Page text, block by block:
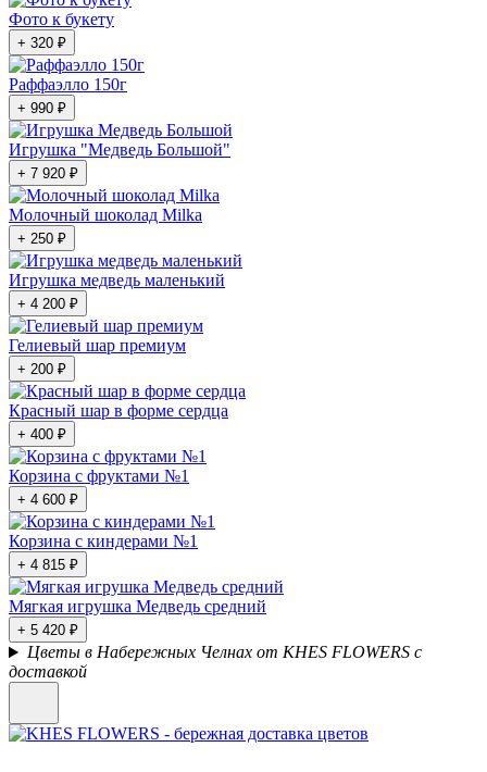
Фото к букету
+ 320 ₽
Раффаэлло 150г
+ 990 ₽
Игрушка "Медведь Большой"
+ 7 920 ₽
Молочный шоколад Milka
+ 250 ₽
Игрушка медведь маленький
+ 4 200 ₽
Гелиевый шар премиум
+ 200 ₽
Красный шар в форме сердца
+ 400 ₽
Корзина с фруктами №1
+ 4 600 ₽
Корзина с киндерами №1
+ 4 815 ₽
Мягкая игрушка Медведь средний
+ 5 420 ₽
Цветы в Набережных Челнах от KHES FLOWERS с
доставкой